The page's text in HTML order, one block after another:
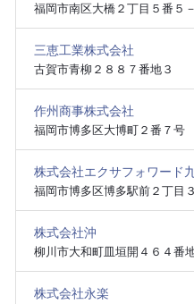
福岡市南区大橋２丁目５番５
三恵工業株式会社
古賀市青柳２８８７番地３
作州商事株式会社
福岡市博多区大博町２番７号
株式会社エクサフォワード
福岡市博多区博多駅前２丁目
株式会社沖
柳川市大和町皿垣開４６４番
株式会社永楽